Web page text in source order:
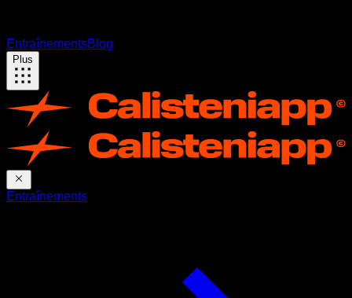
EntraînementsBlog
Plus
Entraînements